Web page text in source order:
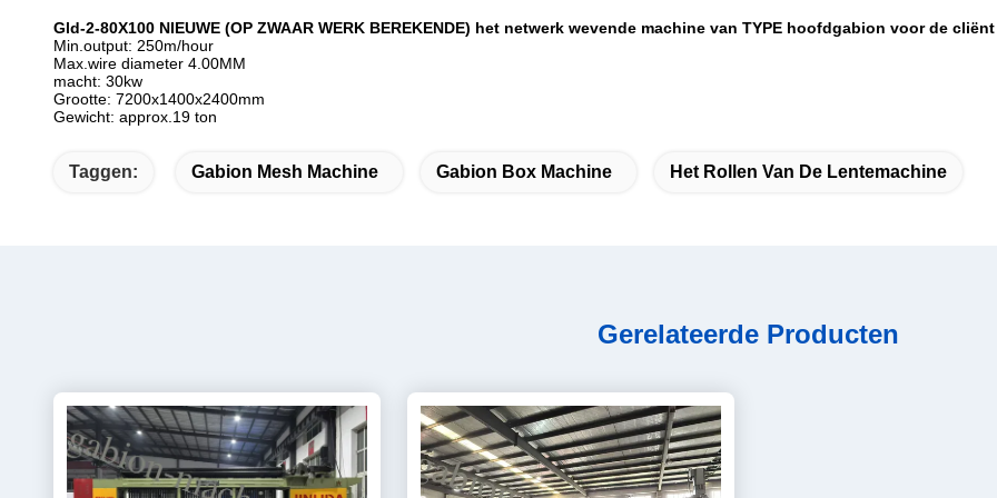
Gld-2-80X100 NIEUWE (OP ZWAAR WERK BEREKENDE) het netwerk wevende machine van TYPE hoofdgabion voor de
Min.output: 250m/hour
Max.wire diameter 4.00MM
macht: 30kw
Grootte: 7200x1400x2400mm
Gewicht: approx.19 ton
Taggen: Gabion Mesh Machine Gabion Box Machine Het Rollen Van De Lentemachine
Gerelateerde Producten